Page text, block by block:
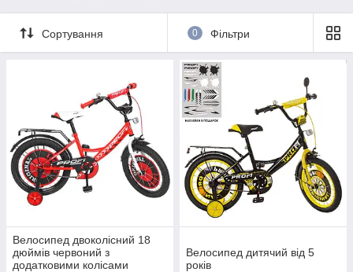
Сортування 0 Фільтри
Велосипед двоколісний 18
дюймів червоний з
додатковими колісами
Велосипед дитячий від 5
років